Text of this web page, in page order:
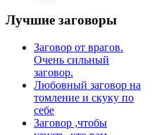
Лучшие заговоры
Заговор от врагов.
Очень сильный
заговор.
Любовный заговор на
томление и скуку по
себе
Заговор ,чтобы